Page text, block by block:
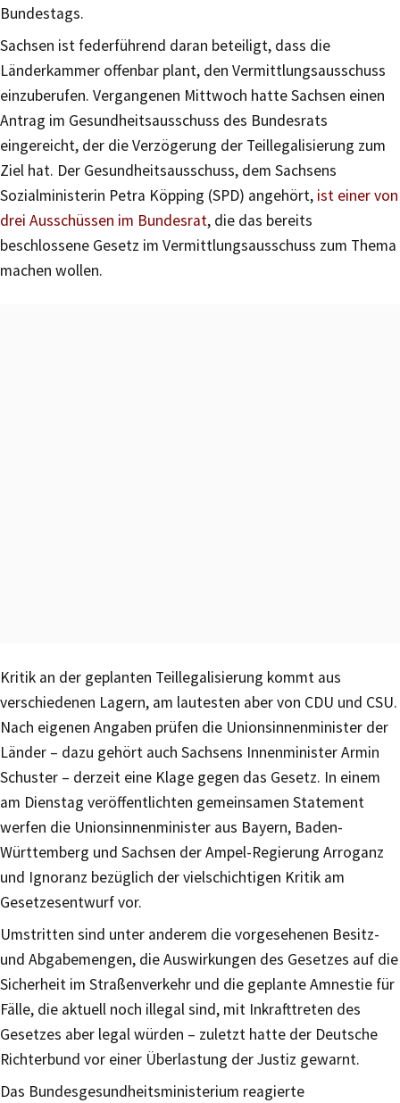
Bundestags.
Sachsen ist federführend daran beteiligt, dass die
Länderkammer offenbar plant, den Vermittlungsausschuss
einzuberufen. Vergangenen Mittwoch hatte Sachsen einen
Antrag im Gesundheitsausschuss des Bundesrats
eingereicht, der die Verzögerung der Teillegalisierung zum
Ziel hat. Der Gesundheitsausschuss, dem Sachsens
Sozialministerin Petra Köpping (SPD) angehört, ist einer von
drei Ausschüssen im Bundesrat, die das bereits
beschlossene Gesetz im Vermittlungsausschuss zum Thema
machen wollen.
Kritik an der geplanten Teillegalisierung kommt aus
verschiedenen Lagern, am lautesten aber von CDU und CSU.
Nach eigenen Angaben prüfen die Unionsinnenminister der
Länder – dazu gehört auch Sachsens Innenminister Armin
Schuster – derzeit eine Klage gegen das Gesetz. In einem
am Dienstag veröffentlichten gemeinsamen Statement
werfen die Unionsinnenminister aus Bayern, Baden-
Württemberg und Sachsen der Ampel-Regierung Arroganz
und Ignoranz bezüglich der vielschichtigen Kritik am
Gesetzesentwurf vor.
Umstritten sind unter anderem die vorgesehenen Besitz-
und Abgabemengen, die Auswirkungen des Gesetzes auf die
Sicherheit im Straßenverkehr und die geplante Amnestie für
Fälle, die aktuell noch illegal sind, mit Inkrafttreten des
Gesetzes aber legal würden – zuletzt hatte der Deutsche
Richterbund vor einer Überlastung der Justiz gewarnt.
Das Bundesgesundheitsministerium reagierte